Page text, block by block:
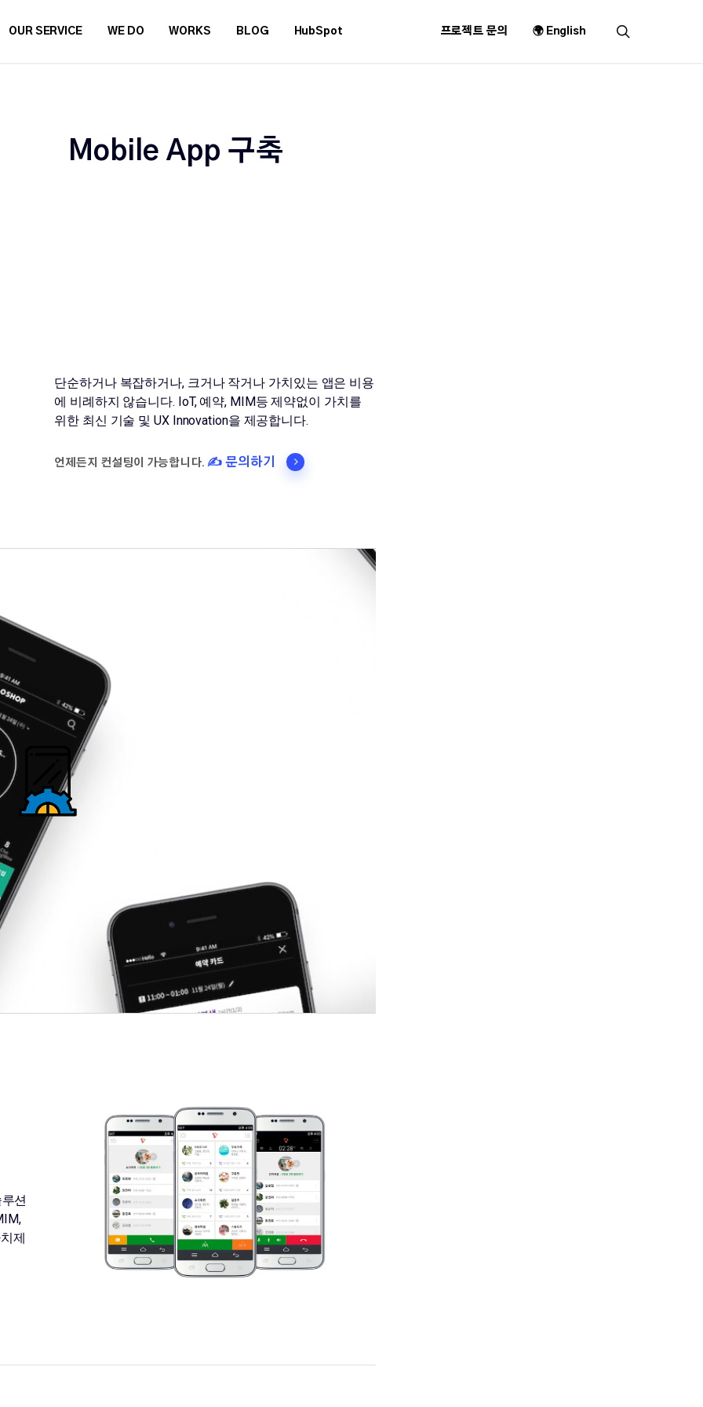
OUR SERVICE WE DO WORKS BLOG HubSpot 프로젝트 문의 🌍 English
Mobile App 구축
단순하거나 복잡하거나, 크거나 작거나 가치있는 앱은 비용
에 비례하지 않습니다. IoT, 예약, MIM등 제약없이 가치를
위한 최신 기술 및 UX Innovation을 제공합니다.
언제든지 컨설팅이 가능합니다.✍️ 문의하기
션
제